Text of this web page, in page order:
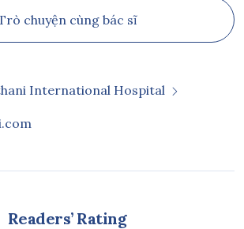
chuyện cùng bác sĩ
International Hospital
Readers’ Rating